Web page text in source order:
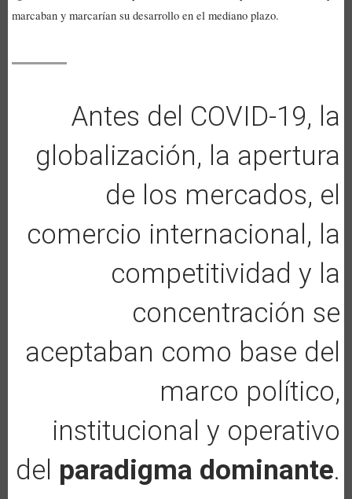
marcaban y marcarían su desarrollo en el mediano plazo.
Antes del COVID-19, la
globalización, la apertura
de los mercados, el
comercio internacional, la
competitividad y la
concentración se
aceptaban como base del
marco político,
institucional y operativo
del paradigma dominante.